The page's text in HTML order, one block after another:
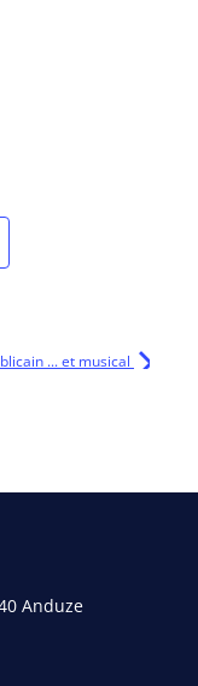
... et musical
Anduze